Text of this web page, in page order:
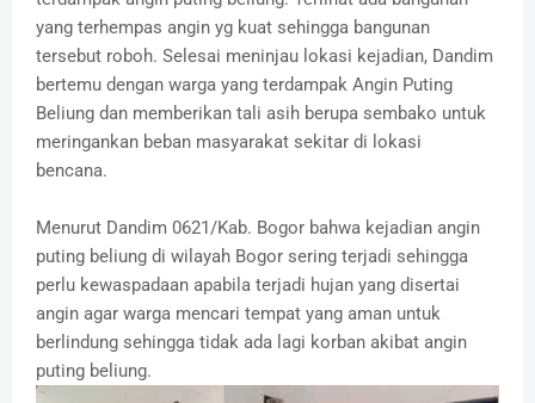
yang terhempas angin yg kuat sehingga bangunan
tersebut roboh. Selesai meninjau lokasi kejadian, Dandim
bertemu dengan warga yang terdampak Angin Puting
Beliung dan memberikan tali asih berupa sembako untuk
meringankan beban masyarakat sekitar di lokasi
bencana.
Menurut Dandim 0621/Kab. Bogor bahwa kejadian angin
puting beliung di wilayah Bogor sering terjadi sehingga
perlu kewaspadaan apabila terjadi hujan yang disertai
angin agar warga mencari tempat yang aman untuk
berlindung sehingga tidak ada lagi korban akibat angin
puting beliung.